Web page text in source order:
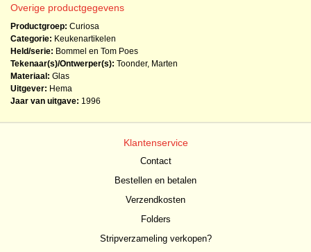
Overige productgegevens
Productgroep: Curiosa
Categorie: Keukenartikelen
Held/serie: Bommel en Tom Poes
Tekenaar(s)/Ontwerper(s): Toonder, Marten
Materiaal: Glas
Uitgever: Hema
Jaar van uitgave: 1996
Klantenservice
Contact
Bestellen en betalen
Verzendkosten
Folders
Stripverzameling verkopen?